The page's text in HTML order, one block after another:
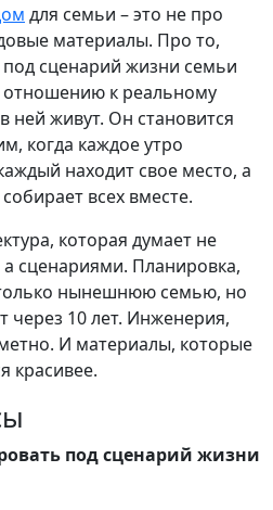
для семьи – это не про
материалы. Про то,
под сценарий жизни семьи
отношению к реальному
ней живут. Он становится
когда каждое утро
находит свое место, а
всех вместе.
которая думает не
сценариями. Планировка,
нынешнюю семью, но
через 10 лет. Инженерия,
И материалы, которые
красивее.
под сценарий жизни